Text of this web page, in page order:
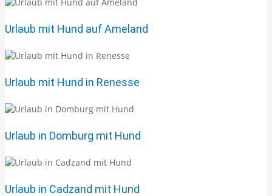
Urlaub mit Hund auf Ameland
Urlaub mit Hund in Renesse
Urlaub in Domburg mit Hund
Urlaub in Cadzand mit Hund